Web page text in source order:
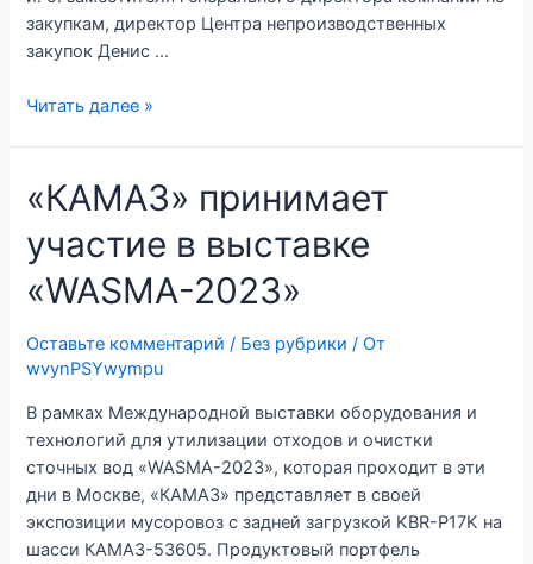
закупкам, директор Центра непроизводственных
закупок Денис …
Делегация
на
«КАМАЗе»
Читать далее »
«КАМАЗ» принимает
участие в выставке
«WASMA-2023»
Оставьте комментарий / Без рубрики / От
wvynPSYwympu
В рамках Международной выставки оборудования и
технологий для утилизации отходов и очистки
сточных вод «WASMA-2023», которая проходит в эти
дни в Москве, «КАМАЗ» представляет в своей
экспозиции мусоровоз с задней загрузкой KBR-P17K на
шасси КАМАЗ-53605. Продуктовый портфель